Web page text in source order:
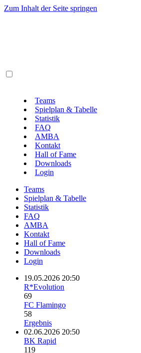
Zum Inhalt der Seite springen
Teams
Spielplan & Tabelle
Statistik
FAQ
AMBA
Kontakt
Hall of Fame
Downloads
Login
Teams
Spielplan & Tabelle
Statistik
FAQ
AMBA
Kontakt
Hall of Fame
Downloads
Login
19.05.2026 20:50
R*Evolution
69
FC Flamingo
58
Ergebnis
02.06.2026 20:50
BK Rapid
119